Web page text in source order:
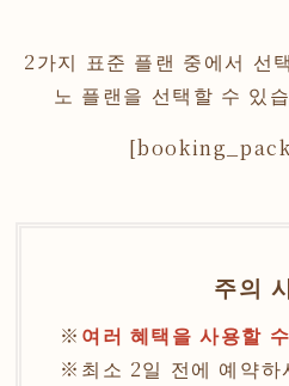
2가지 표준 플랜 중에서 선
노 플랜을 선택할 수 있
주의
여러 혜택을 사용할
최소 2일 전에 예약하